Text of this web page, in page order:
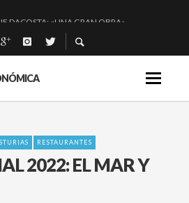
DACOSTA: «UNA GRAN OBRA»
ANERO: MUCHO MÁS QUE UN BAR.
ESENCIAL Y BRILLANTE.
RESTAURANTES
2022: EL MAR Y